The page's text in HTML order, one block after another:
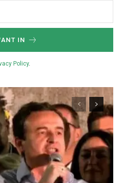
IN
Policy.